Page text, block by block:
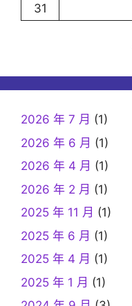
31
2026 年 7 月 (1)
2026 年 6 月 (1)
2026 年 4 月 (1)
2026 年 2 月 (1)
2025 年 11 月 (1)
2025 年 6 月 (1)
2025 年 4 月 (1)
2025 年 1 月 (1)